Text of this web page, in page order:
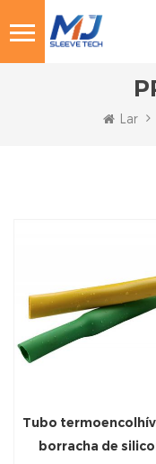
Lar
Tubo
borracha de